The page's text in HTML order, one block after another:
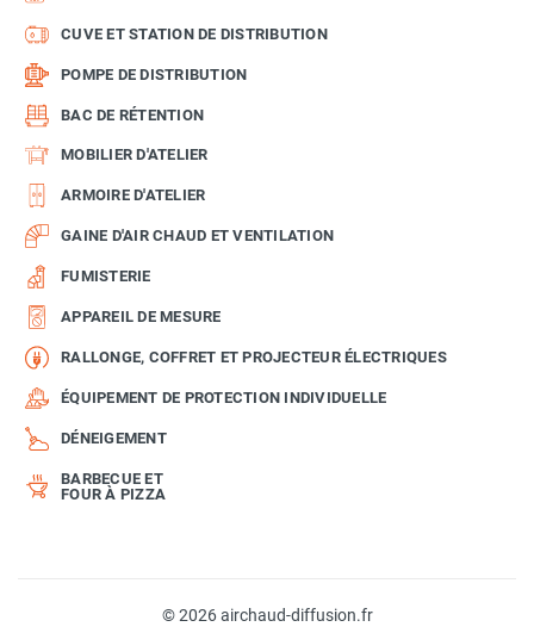
CUVE ET STATION DE DISTRIBUTION
POMPE DE DISTRIBUTION
BAC DE RÉTENTION
MOBILIER D'ATELIER
ARMOIRE D'ATELIER
GAINE D'AIR CHAUD ET VENTILATION
FUMISTERIE
APPAREIL DE MESURE
RALLONGE, COFFRET ET PROJECTEUR ÉLECTRIQUES
ÉQUIPEMENT DE PROTECTION INDIVIDUELLE
DÉNEIGEMENT
BARBECUE ET
FOUR À PIZZA
© 2026 airchaud-diffusion.fr